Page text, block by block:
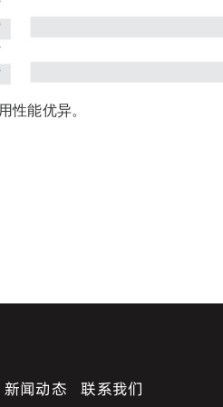
性能优异。
新闻动态 联系我们